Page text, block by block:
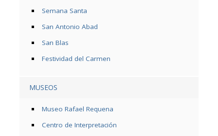
Semana Santa
San Antonio Abad
San Blas
Festividad del Carmen
MUSEOS
Museo Rafael Requena
Centro de Interpretación